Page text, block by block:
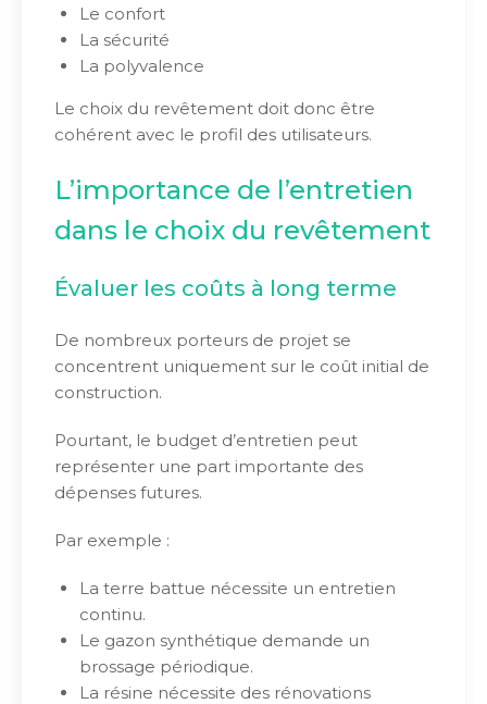
Le confort
La sécurité
La polyvalence
Le choix du revêtement doit donc être
cohérent avec le profil des utilisateurs.
L’importance de l’entretien
dans le choix du revêtement
Évaluer les coûts à long terme
De nombreux porteurs de projet se
concentrent uniquement sur le coût initial de
construction.
Pourtant, le budget d’entretien peut
représenter une part importante des
dépenses futures.
Par exemple :
La terre battue nécessite un entretien
continu.
Le gazon synthétique demande un
brossage périodique.
La résine nécessite des rénovations